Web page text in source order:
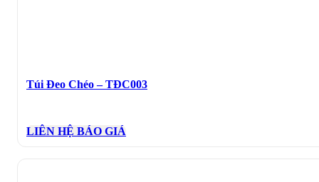
Túi Đeo Chéo – TĐC003
LIÊN HỆ BÁO GIÁ